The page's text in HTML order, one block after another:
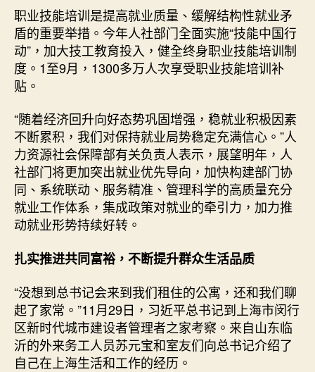
职业技能培训是提高就业质量、缓解结构性就业矛
盾的重要举措。今年人社部门全面实施“技能中国行
动”，加大技工教育投入，健全终身职业技能培训制
度。1至9月，1300多万人次享受职业技能培训补
贴。
“随着经济回升向好态势巩固增强，稳就业积极因素
不断累积，我们对保持就业局势稳定充满信心。”人
力资源社会保障部有关负责人表示，展望明年，人
社部门将更加突出就业优先导向，加快构建部门协
同、系统联动、服务精准、管理科学的高质量充分
就业工作体系，集成政策对就业的牵引力，加力推
动就业形势持续好转。
扎实推进共同富裕，不断提升群众生活品质
“没想到总书记会来到我们租住的公寓，还和我们聊
起了家常。”11月29日，习近平总书记到上海市闵行
区新时代城市建设者管理者之家考察。来自山东临
沂的外来务工人员苏元宝和室友们向总书记介绍了
自己在上海生活和工作的经历。